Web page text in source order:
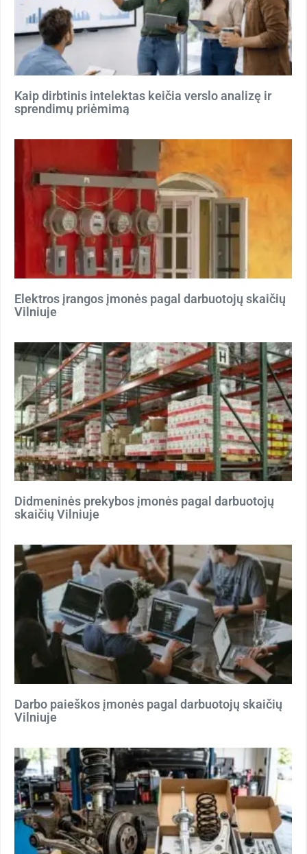
Kaip dirbtinis intelektas keičia verslo analizę ir
sprendimų priėmimą
Elektros įrangos įmonės pagal darbuotojų skaičių
Vilniuje
Didmeninės prekybos įmonės pagal darbuotojų
skaičių Vilniuje
Darbo paieškos įmonės pagal darbuotojų skaičių
Vilniuje